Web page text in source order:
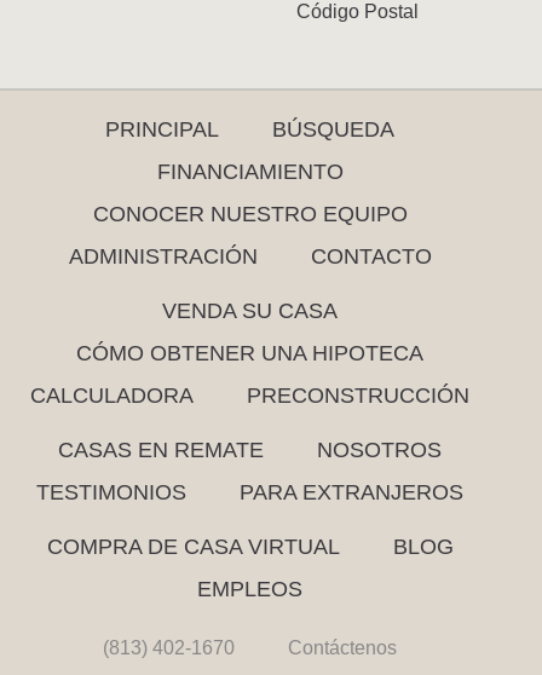
Código Postal
PRINCIPAL
BÚSQUEDA
FINANCIAMIENTO
CONOCER NUESTRO EQUIPO
ADMINISTRACIÓN
CONTACTO
VENDA SU CASA
CÓMO OBTENER UNA HIPOTECA
CALCULADORA
PRECONSTRUCCIÓN
CASAS EN REMATE
NOSOTROS
TESTIMONIOS
PARA EXTRANJEROS
COMPRA DE CASA VIRTUAL
BLOG
EMPLEOS
(813) 402-1670 Contáctenos